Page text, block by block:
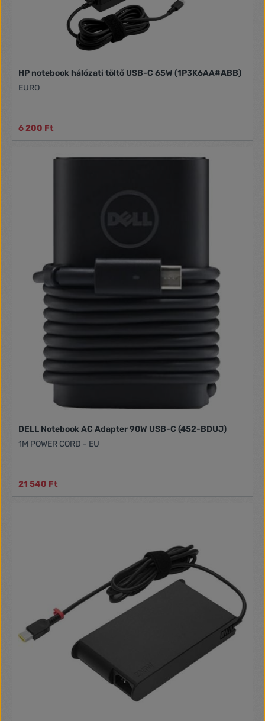
HP notebook hálózati töltő USB-C 65W (1P3K6AA#ABB)
EURO
6 200 Ft
DELL Notebook AC Adapter 90W USB-C (452-BDUJ)
1M POWER CORD - EU
21 540 Ft